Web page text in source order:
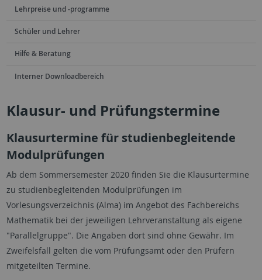
Lehrpreise und -programme
Schüler und Lehrer
Hilfe & Beratung
Interner Downloadbereich
Klausur- und Prüfungstermine
Klausurtermine für studienbegleitende
Modulprüfungen
Ab dem Sommersemester 2020 finden Sie die Klausurtermine
zu studienbegleitenden Modulprüfungen im
Vorlesungsverzeichnis (Alma) im Angebot des Fachbereichs
Mathematik bei der jeweiligen Lehrveranstaltung als eigene
"Parallelgruppe". Die Angaben dort sind ohne Gewähr. Im
Zweifelsfall gelten die vom Prüfungsamt oder den Prüfern
mitgeteilten Termine.